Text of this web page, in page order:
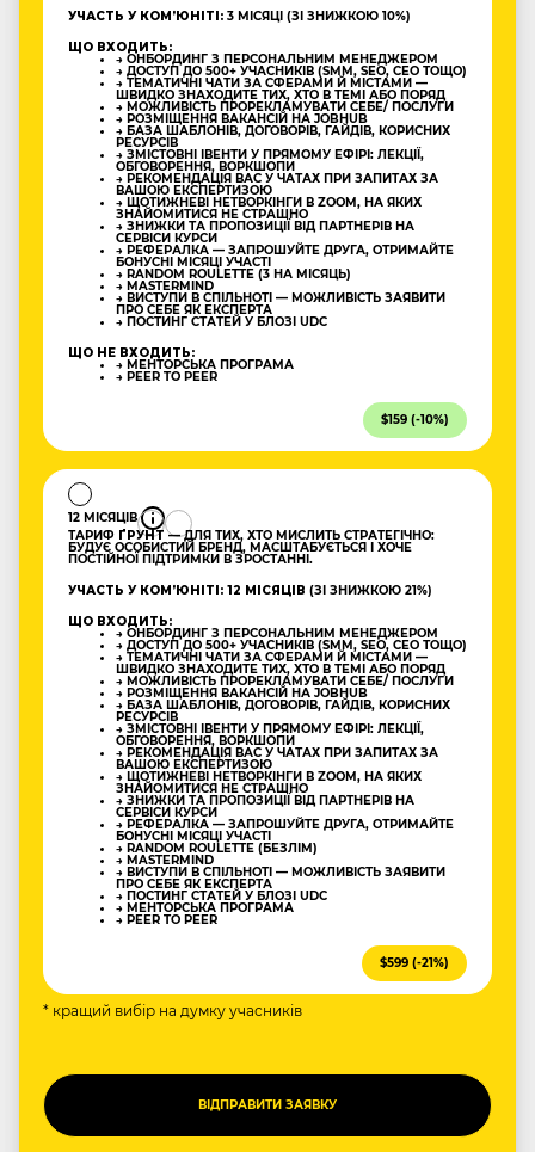
УЧАСТЬ У КОМʼЮНІТІ: 3 МІСЯЦІ (ЗІ ЗНИЖКОЮ 10%)
ЩО ВХОДИТЬ:
→ ОНБОРДИНГ З ПЕРСОНАЛЬНИМ МЕНЕДЖЕРОМ
→ ДОСТУП ДО 500+ УЧАСНИКІВ (SMM, SEO, CEO ТОЩО)
→ ТЕМАТИЧНІ ЧАТИ ЗА СФЕРАМИ Й МІСТАМИ —
ШВИДКО ЗНАХОДИТЕ ТИХ, ХТО В ТЕМІ АБО ПОРЯД
→ МОЖЛИВІСТЬ ПРОРЕКЛАМУВАТИ СЕБЕ/ ПОСЛУГИ
→ РОЗМІЩЕННЯ ВАКАНСІЙ НА JOBHUB
→ БАЗА ШАБЛОНІВ, ДОГОВОРІВ, ГАЙДІВ, КОРИСНИХ
РЕСУРСІВ
→ ЗМІСТОВНІ ІВЕНТИ У ПРЯМОМУ ЕФІРІ: ЛЕКЦІЇ,
ОБГОВОРЕННЯ, ВОРКШОПИ
→ РЕКОМЕНДАЦІЯ ВАС У ЧАТАХ ПРИ ЗАПИТАХ ЗА
ВАШОЮ ЕКСПЕРТИЗОЮ
→ ЩОТИЖНЕВІ НЕТВОРКІНГИ В ZOOM, НА ЯКИХ
ЗНАЙОМИТИСЯ НЕ СТРАШНО
→ ЗНИЖКИ ТА ПРОПОЗИЦІЇ ВІД ПАРТНЕРІВ НА
СЕРВІСИ КУРСИ
→ РЕФЕРАЛКА — ЗАПРОШУЙТЕ ДРУГА, ОТРИМАЙТЕ
БОНУСНІ МІСЯЦІ УЧАСТІ
→ RANDOM ROULETTE (3 НА МІСЯЦЬ)
→ MASTERMIND
→ ВИСТУПИ В СПІЛЬНОТІ — МОЖЛИВІСТЬ ЗАЯВИТИ
ПРО СЕБЕ ЯК ЕКСПЕРТА
→ ПОСТИНГ СТАТЕЙ У БЛОЗІ UDC
ЩО НЕ ВХОДИТЬ:
→ МЕНТОРСЬКА ПРОГРАМА
→ PEER TO PEER
$159 (-10%)
12 МІСЯЦІВ
ТАРИФ ҐРУНТ — ДЛЯ ТИХ, ХТО МИСЛИТЬ СТРАТЕГІЧНО:
БУДУЄ ОСОБИСТИЙ БРЕНД, МАСШТАБУЄТЬСЯ І ХОЧЕ
ПОСТІЙНОЇ ПІДТРИМКИ В ЗРОСТАННІ.
УЧАСТЬ У КОМʼЮНІТІ: 12 МІСЯЦІВ (ЗІ ЗНИЖКОЮ 21%)
ЩО ВХОДИТЬ:
→ ОНБОРДИНГ З ПЕРСОНАЛЬНИМ МЕНЕДЖЕРОМ
→ ДОСТУП ДО 500+ УЧАСНИКІВ (SMM, SEO, CEO ТОЩО)
→ ТЕМАТИЧНІ ЧАТИ ЗА СФЕРАМИ Й МІСТАМИ —
ШВИДКО ЗНАХОДИТЕ ТИХ, ХТО В ТЕМІ АБО ПОРЯД
→ МОЖЛИВІСТЬ ПРОРЕКЛАМУВАТИ СЕБЕ/ ПОСЛУГИ
→ РОЗМІЩЕННЯ ВАКАНСІЙ НА JOBHUB
→ БАЗА ШАБЛОНІВ, ДОГОВОРІВ, ГАЙДІВ, КОРИСНИХ
РЕСУРСІВ
→ ЗМІСТОВНІ ІВЕНТИ У ПРЯМОМУ ЕФІРІ: ЛЕКЦІЇ,
ОБГОВОРЕННЯ, ВОРКШОПИ
→ РЕКОМЕНДАЦІЯ ВАС У ЧАТАХ ПРИ ЗАПИТАХ ЗА
ВАШОЮ ЕКСПЕРТИЗОЮ
→ ЩОТИЖНЕВІ НЕТВОРКІНГИ В ZOOM, НА ЯКИХ
ЗНАЙОМИТИСЯ НЕ СТРАШНО
→ ЗНИЖКИ ТА ПРОПОЗИЦІЇ ВІД ПАРТНЕРІВ НА
СЕРВІСИ КУРСИ
→ РЕФЕРАЛКА — ЗАПРОШУЙТЕ ДРУГА, ОТРИМАЙТЕ
БОНУСНІ МІСЯЦІ УЧАСТІ
→ RANDOM ROULETTE (БЕЗЛІМ)
→ MASTERMIND
→ ВИСТУПИ В СПІЛЬНОТІ — МОЖЛИВІСТЬ ЗАЯВИТИ
ПРО СЕБЕ ЯК ЕКСПЕРТА
→ ПОСТИНГ СТАТЕЙ У БЛОЗІ UDC
→ МЕНТОРСЬКА ПРОГРАМА
→ PEER TO PEER
$599 (-21%)
* кращий вибір на думку учасників